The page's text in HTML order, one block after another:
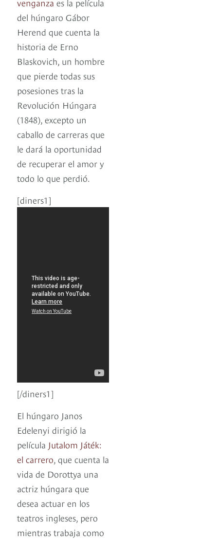
del húngaro Gábor
Herend que cuenta la
historia de Erno
Blaskovich, un hombre
que pierde todas sus
posesiones tras la
Revolución Húngara
(1848), excepto un
caballo de carreras que
le dará la oportunidad
de recuperar el amor y
todo lo que perdió.
[diners1]
[/diners1]
El húngaro Janos
Edelenyi dirigió la
película Jutalom Játék:
el carrero, que cuenta la
vida de Dorottya una
actriz húngara que
desea actuar en los
teatros ingleses, pero
mientras trabaja como